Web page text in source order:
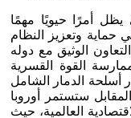
يظل أمرًا حيويًا مهمًا
حماية وتعزيز النظام
الوثيق مع دوله
القوة القسرية
أسلحة الدمار الشامل
ستستمر أوروبا
العالمية، حيث